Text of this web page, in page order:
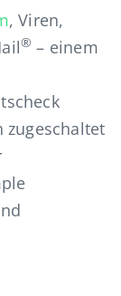
, Viren,
® – einem
zugeschaltet